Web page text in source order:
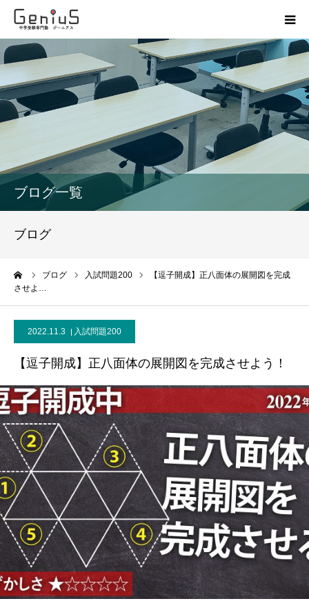
ブログ一覧
ブログ
ブログ 入試問題200
【逗子開成】正八面体の展開図を完成
させよ…
2022.11.3 入試問題200
【逗子開成】正八面体の展開図を完成させよう！
授業
志望校別特訓
模試
お問い合わせ